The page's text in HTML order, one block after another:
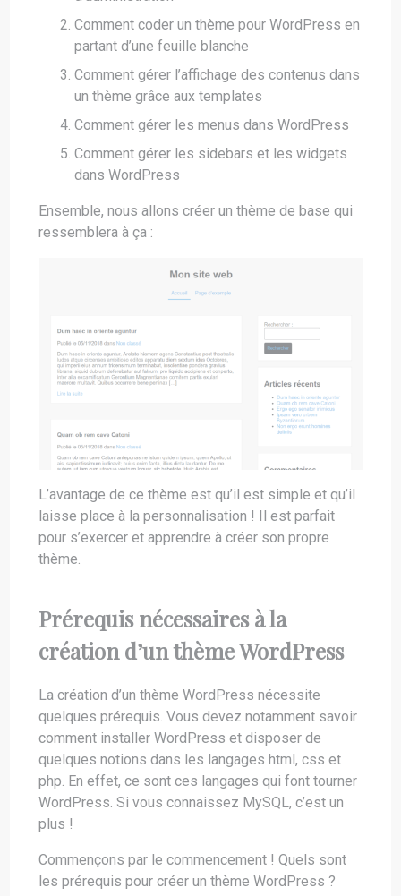
Comment coder un thème pour WordPress en
partant d’une feuille blanche
Comment gérer l’affichage des contenus dans
un thème grâce aux templates
Comment gérer les menus dans WordPress
Comment gérer les sidebars et les widgets
dans WordPress
Ensemble, nous allons créer un thème de base qui
ressemblera à ça :
L’avantage de ce thème est qu’il est simple et qu’il
laisse place à la personnalisation ! Il est parfait
pour s’exercer et apprendre à créer son propre
thème.
Prérequis nécessaires à la
création d’un thème WordPress
La création d’un thème WordPress nécessite
quelques prérequis. Vous devez notamment savoir
comment installer WordPress et disposer de
quelques notions dans les langages html, css et
php. En effet, ce sont ces langages qui font tourner
WordPress. Si vous connaissez MySQL, c’est un
plus !
Commençons par le commencement ! Quels sont
les prérequis pour créer un thème WordPress ?